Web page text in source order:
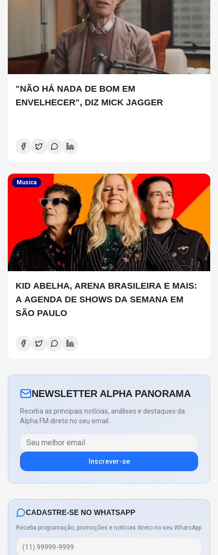
"NÃO HÁ NADA DE BOM EM
ENVELHECER", DIZ MICK JAGGER
Musica
KID ABELHA, ARENA BRASILEIRA E MAIS:
A AGENDA DE SHOWS DA SEMANA EM
SÃO PAULO
NEWSLETTER ALPHA PANORAMA
Receba as principais notícias, análises e destaques da
Alpha FM direto no seu email.
Inscrever-se
CADASTRE-SE NO WHATSAPP
Receba programação, promoções e notícias direto no seu WhatsApp